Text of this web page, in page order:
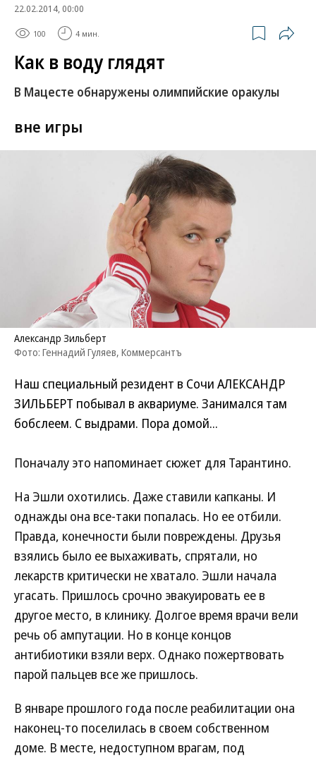
22.02.2014, 00:00
100 4 мин.
Как в воду глядят
В Мацесте обнаружены олимпийские оракулы
вне игры
Александр Зильберт
Фото: Геннадий Гуляев, Коммерсантъ
Наш специальный резидент в Сочи АЛЕКСАНДР
ЗИЛЬБЕРТ побывал в аквариуме. Занимался там
бобслеем. С выдрами. Пора домой...
Поначалу это напоминает сюжет для Тарантино.
На Эшли охотились. Даже ставили капканы. И
однажды она все-таки попалась. Но ее отбили.
Правда, конечности были повреждены. Друзья
взялись было ее выхаживать, спрятали, но
лекарств критически не хватало. Эшли начала
угасать. Пришлось срочно эвакуировать ее в
другое место, в клинику. Долгое время врачи вели
речь об ампутации. Но в конце концов
антибиотики взяли верх. Однако пожертвовать
парой пальцев все же пришлось.
В январе прошлого года после реабилитации она
наконец-то поселилась в своем собственном
доме. В месте, недоступном врагам, под